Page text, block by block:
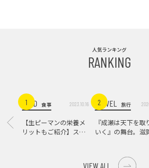
人気ランキング
RANKING
1FOOD 食事 2023.10.16
【生ピーマンの栄養メ
リットもご紹介】スパ
2
TRAVEL 旅行
『成瀬は天下を取
いく』の舞台。滋
VIEW ALL